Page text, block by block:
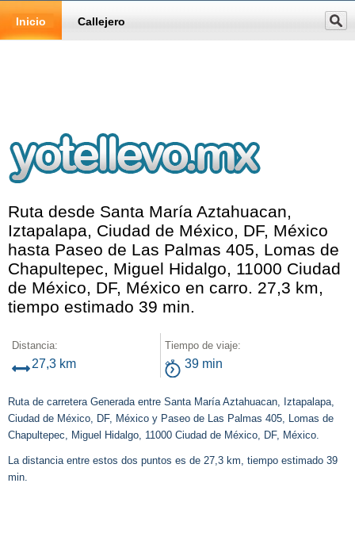
Inicio Callejero
Ruta desde Santa María Aztahuacan,
Iztapalapa, Ciudad de México, DF, México
hasta Paseo de Las Palmas 405, Lomas de
Chapultepec, Miguel Hidalgo, 11000 Ciudad
de México, DF, México en carro. 27,3 km,
tiempo estimado 39 min.
Distancia:
27,3 km
Tiempo de viaje:
39 min
Ruta de carretera Generada entre Santa María Aztahuacan, Iztapalapa,
Ciudad de México, DF, México y Paseo de Las Palmas 405, Lomas de
Chapultepec, Miguel Hidalgo, 11000 Ciudad de México, DF, México.
La distancia entre estos dos puntos es de 27,3 km, tiempo estimado 39
min.